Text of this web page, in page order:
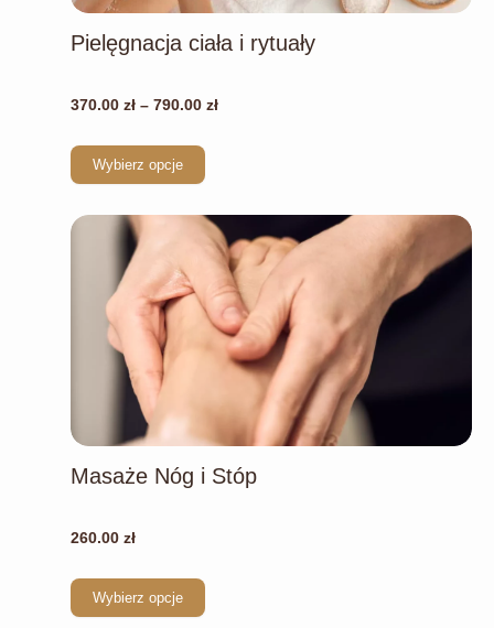
Pielęgnacja ciała i rytuały
370.00 zł – 790.00 złZakres
Wybierz opcje
Ten
wariantów.
Opcje
wybrać
produktu
Masaże Nóg i Stóp
260.00 zł
Wybierz opcje
Ten
wariantów.
Opcje